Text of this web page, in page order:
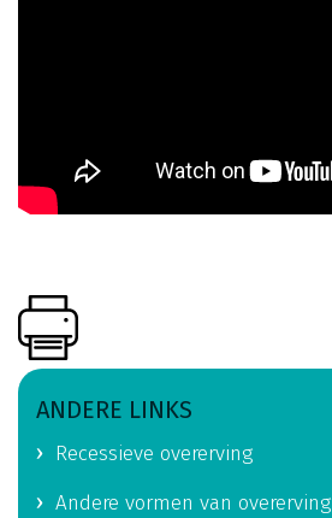
ANDERE LINKS
Recessieve overerving
Andere vormen van overerving